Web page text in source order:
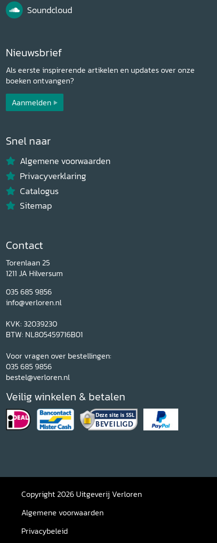
Soundcloud
Nieuwsbrief
Als eerste inspirerende artikelen en updates over onze
boeken ontvangen?
Aanmelden
Snel naar
Algemene voorwaarden
Privacyverklaring
Catalogus
Sitemap
Contact
Torenlaan 25
1211 JA Hilversum
035 685 9856
info@verloren.nl
KVK: 32039230
BTW: NL805459716B01
Voor vragen over bestellingen:
035 685 9856
bestel@verloren.nl
Veilig winkelen & betalen
Copyright 2026 Uitgeverij Verloren
Algemene voorwaarden
Privacybeleid